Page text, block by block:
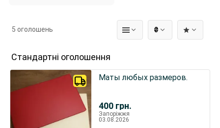
₴
5 оголошень
Стандартні оголошення
400 грн.
Маты любых размеров.
Запоріжжя
03.08.2026